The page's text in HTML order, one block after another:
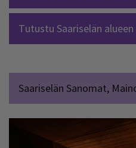
Tutustu Saariselän
Saariselän Sanomat,